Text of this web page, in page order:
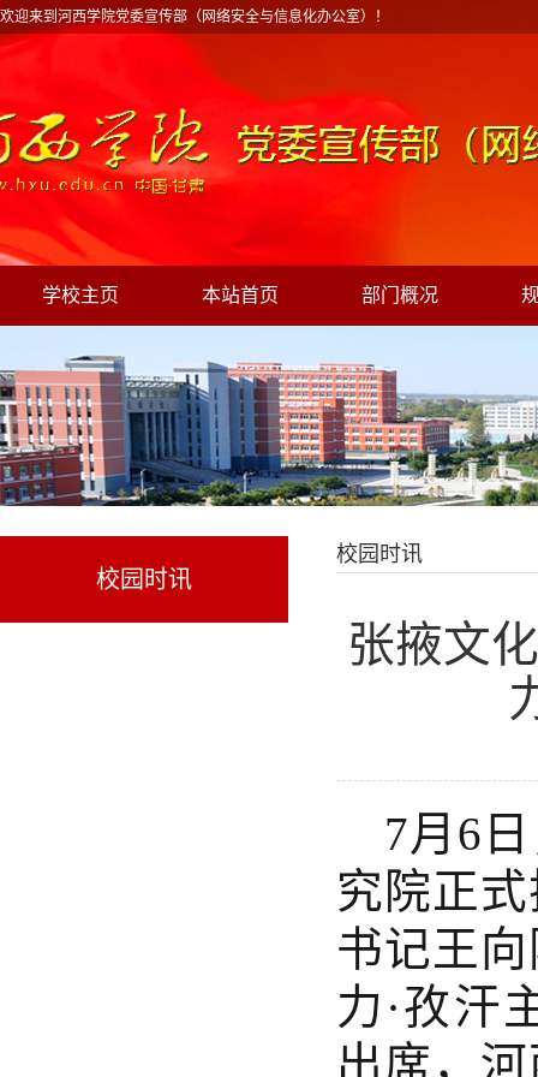
欢迎来到河西学院党委宣传部（网络安全与信息化办公室）！
学校主页 本站首页 部门概况
校园时讯
校园时讯
张掖文
7月6
究院正
书记王
力·孜汗
出席，